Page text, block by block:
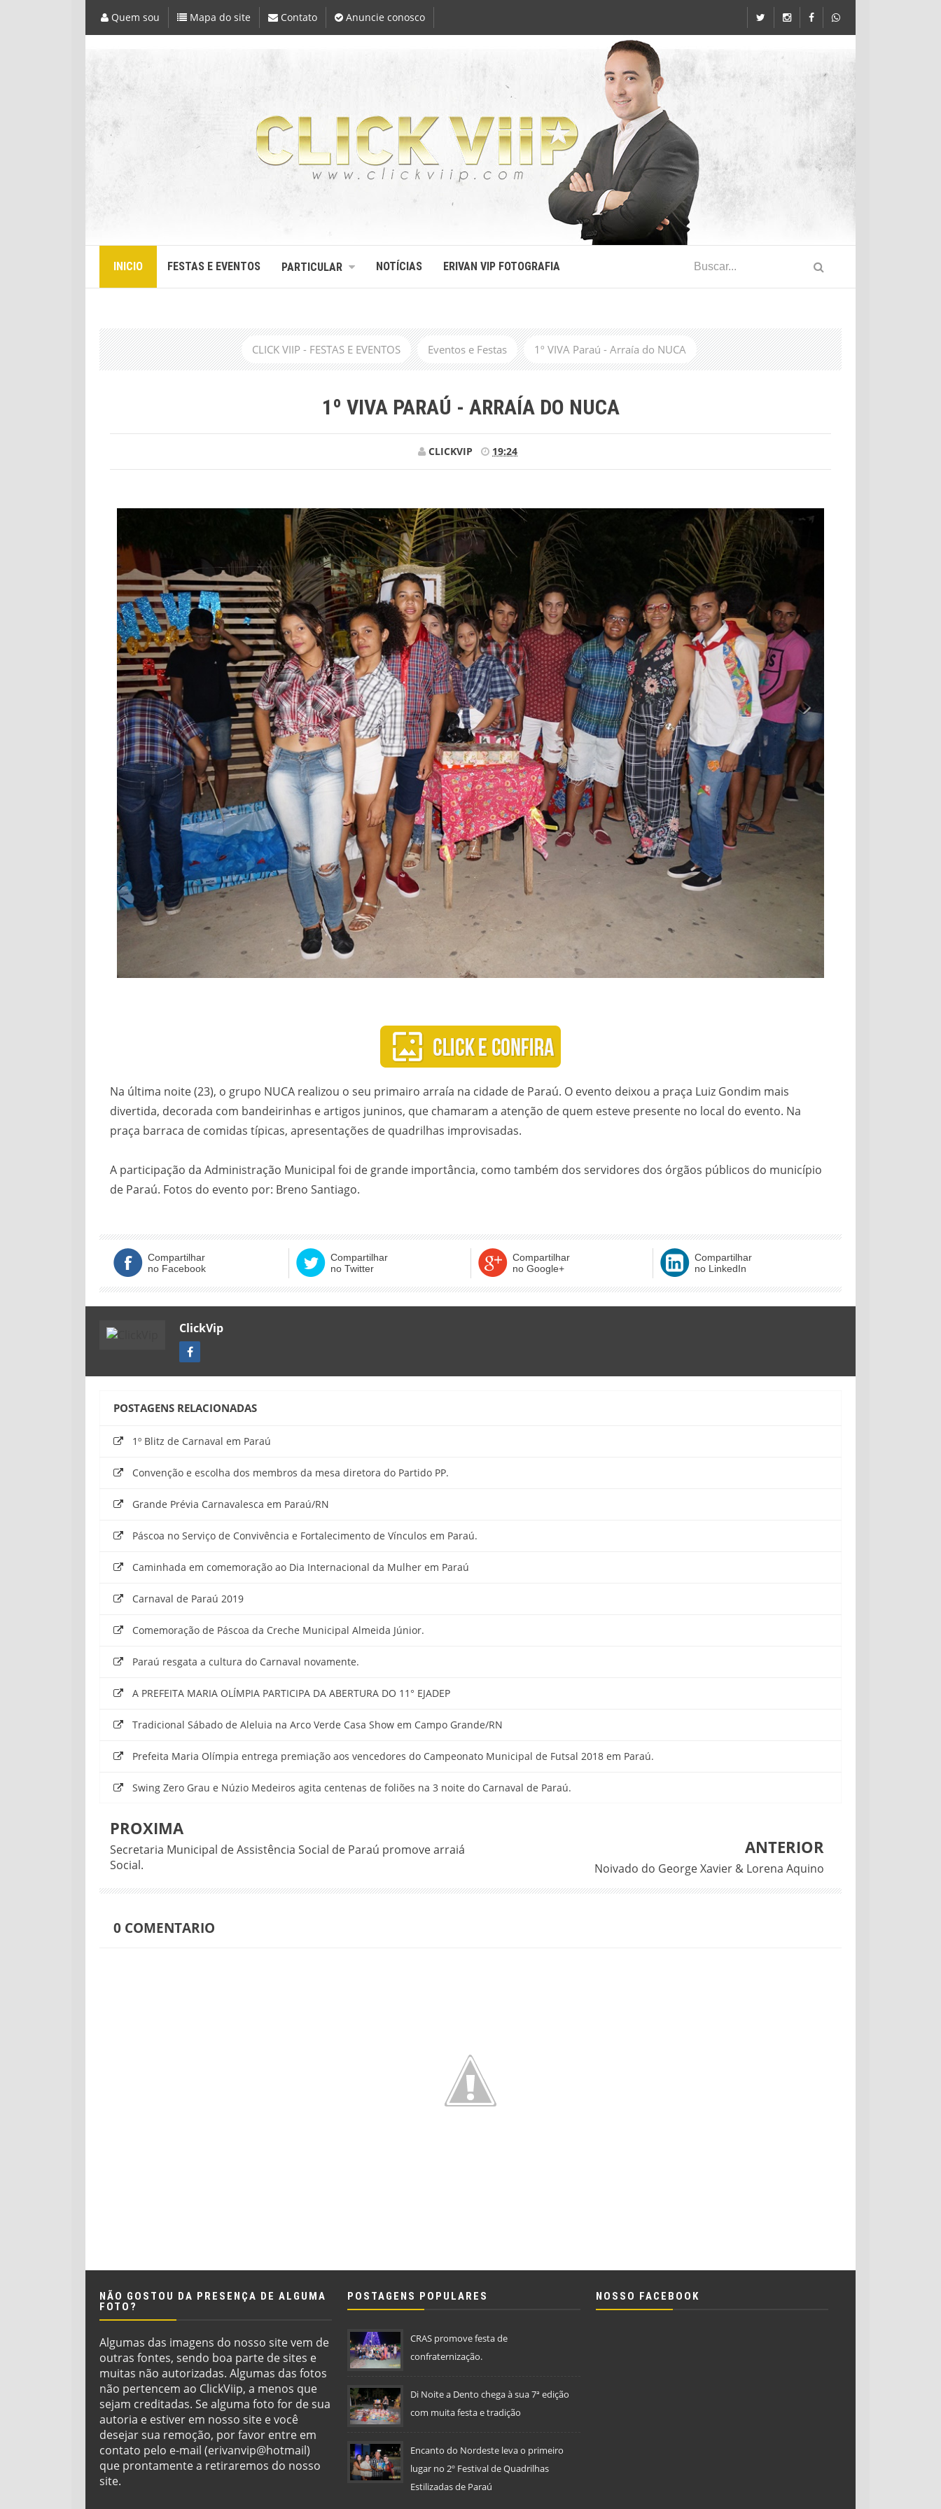
Quem sou Mapa do site Contato Anuncie conosco
INICIO FESTAS E EVENTOS PARTICULAR NOTÍCIAS ERIVAN VIP FOTOGRAFIA
CLICK VIIP - FESTAS E EVENTOS Eventos e Festas 1º VIVA Paraú - Arraía do NUCA
1º VIVA PARAÚ - ARRAÍA DO NUCA
CLICKVIP 19:24
Na última noite (23), o grupo NUCA realizou o seu primairo arraía na cidade de Paraú. O evento deixou a praça Luiz Gondim mais
divertida, decorada com bandeirinhas e artigos juninos, que chamaram a atenção de quem esteve presente no local do evento. Na
praça barraca de comidas típicas, apresentações de quadrilhas improvisadas.
A participação da Administração Municipal foi de grande importância, como também dos servidores dos órgãos públicos do município
de Paraú. Fotos do evento por: Breno Santiago.
Compartilhar
no Facebook
Compartilhar
no Twitter
Compartilhar
no Google+
Compartilhar
no LinkedIn
ClickVip
POSTAGENS RELACIONADAS
1º Blitz de Carnaval em Paraú
Convenção e escolha dos membros da mesa diretora do Partido PP.
Grande Prévia Carnavalesca em Paraú/RN
Páscoa no Serviço de Convivência e Fortalecimento de Vínculos em Paraú.
Caminhada em comemoração ao Dia Internacional da Mulher em Paraú
Carnaval de Paraú 2019
Comemoração de Páscoa da Creche Municipal Almeida Júnior.
Paraú resgata a cultura do Carnaval novamente.
A PREFEITA MARIA OLÍMPIA PARTICIPA DA ABERTURA DO 11° EJADEP
Tradicional Sábado de Aleluia na Arco Verde Casa Show em Campo Grande/RN
Prefeita Maria Olímpia entrega premiação aos vencedores do Campeonato Municipal de Futsal 2018 em Paraú.
Swing Zero Grau e Núzio Medeiros agita centenas de foliões na 3 noite do Carnaval de Paraú.
PROXIMA
Secretaria Municipal de Assistência Social de Paraú promove arraiá
Social.
ANTERIOR
Noivado do George Xavier & Lorena Aquino
0 COMENTARIO
NÃO GOSTOU DA PRESENÇA DE ALGUMA
FOTO?
Algumas das imagens do nosso site vem de
outras fontes, sendo boa parte de sites e
muitas não autorizadas. Algumas das fotos
não pertencem ao ClickViip, a menos que
sejam creditadas. Se alguma foto for de sua
autoria e estiver em nosso site e você
desejar sua remoção, por favor entre em
contato pelo e-mail (erivanvip@hotmail)
que prontamente a retiraremos do nosso
site.
POSTAGENS POPULARES
CRAS promove festa de
confraternização.
Di Noite a Dento chega à sua 7ª edição
com muita festa e tradição
Encanto do Nordeste leva o primeiro
lugar no 2º Festival de Quadrilhas
Estilizadas de Paraú
NOSSO FACEBOOK